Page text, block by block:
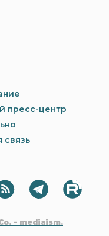
пресс-центр
связь
– mediaism.